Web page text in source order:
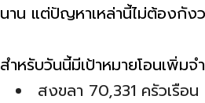
นาน แต่ปัญหาเหล่านี้ไม่ต้องกังว
สำหรับวันนี้มีเป้าหมายโอนเพิ่ม
สงขลา 70,331 ครัวเรือน